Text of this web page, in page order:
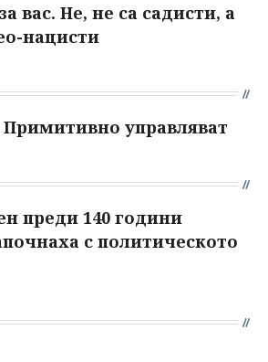
вас. Не, не са садисти, а
нацисти
Примитивно управляват
преди 140 години
с политическото